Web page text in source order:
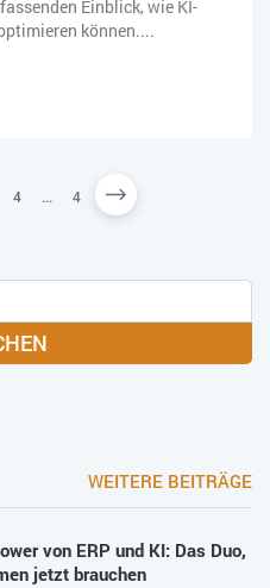
Einblick, wie KI-
können....
4 ... 4
WEITERE BEITRÄGE
von ERP und KI: Das Duo,
jetzt brauchen